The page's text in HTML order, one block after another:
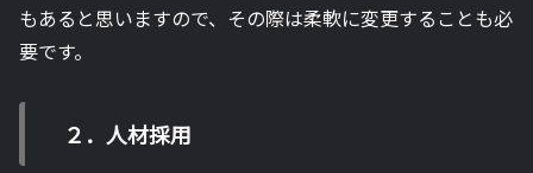
もあると思いますので、その際は柔軟に変更することも必
要です。
２．人材採用